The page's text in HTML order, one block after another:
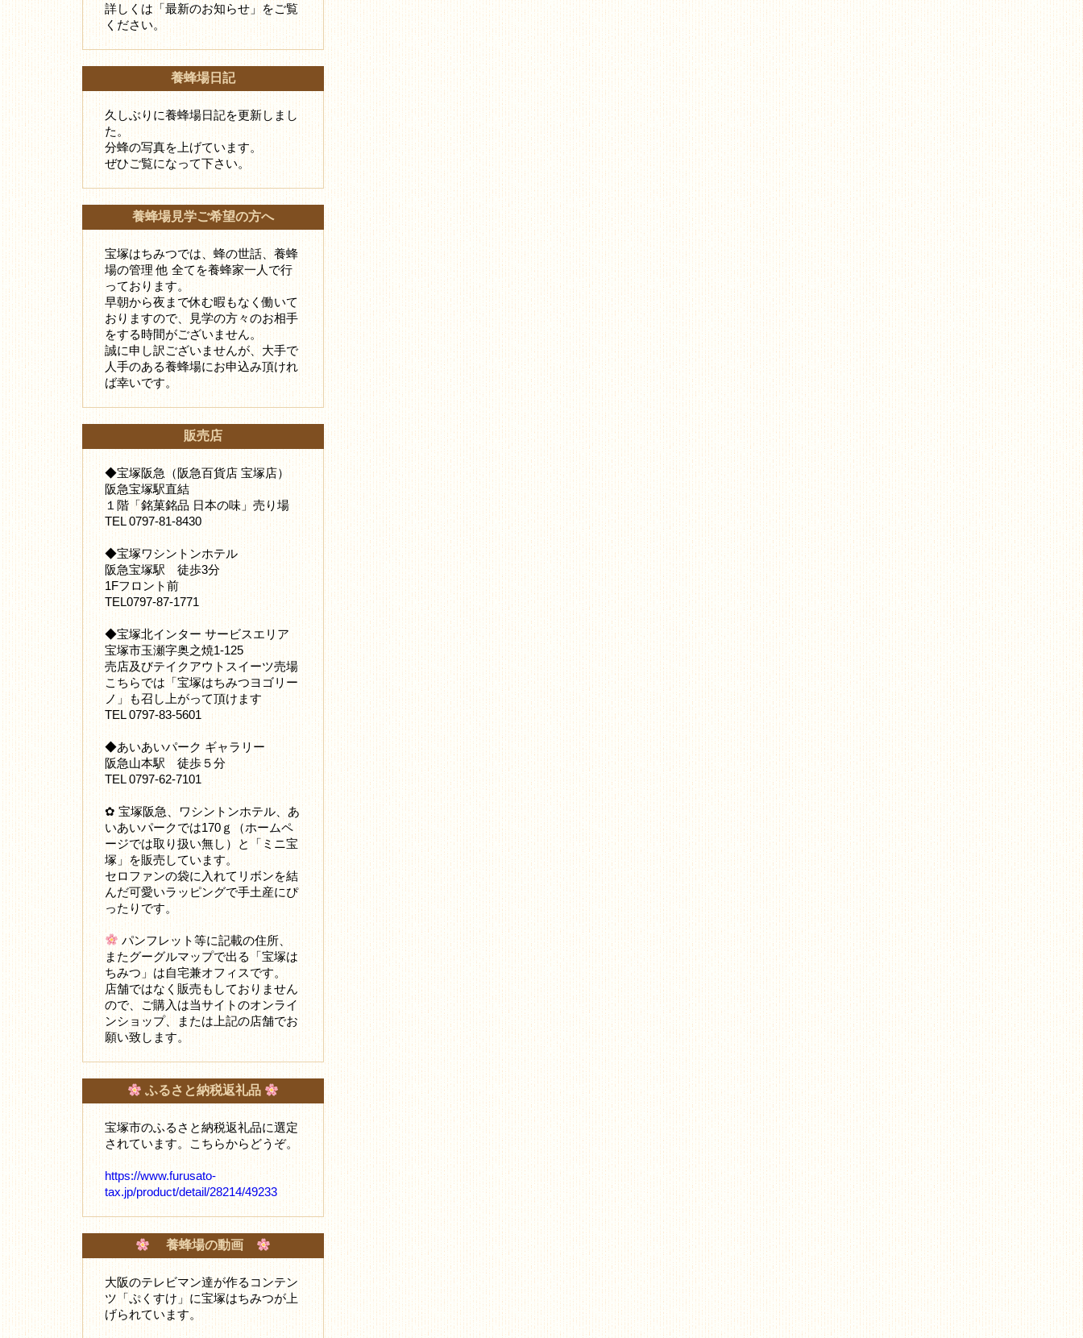
詳しくは「最新のお知らせ」をご覧
ください。
養蜂場日記
久しぶりに養蜂場日記を更新しまし
た。
分蜂の写真を上げています。
ぜひご覧になって下さい。
養蜂場見学ご希望の方へ
宝塚はちみつでは、蜂の世話、養蜂
場の管理 他 全てを養蜂家一人で行
っております。
早朝から夜まで休む暇もなく働いて
おりますので、見学の方々のお相手
をする時間がございません。
誠に申し訳ございませんが、大手で
人手のある養蜂場にお申込み頂けれ
ば幸いです。
販売店
◆宝塚阪急（阪急百貨店 宝塚店）
阪急宝塚駅直結
１階「銘菓銘品 日本の味」売り場
TEL 0797-81-8430
◆宝塚ワシントンホテル
阪急宝塚駅 徒歩3分
1Fフロント前
TEL0797-87-1771
◆宝塚北インター サービスエリア
宝塚市玉瀬字奥之焼1-125
売店及びテイクアウトスイーツ売場
こちらでは「宝塚はちみつヨゴリー
ノ」も召し上がって頂けます
TEL 0797-83-5601
◆あいあいパーク ギャラリー
阪急山本駅 徒歩５分
TEL 0797-62-7101
✿ 宝塚阪急、ワシントンホテル、あ
いあいパークでは170ｇ（ホームペ
ージでは取り扱い無し）と「ミニ宝
塚」を販売しています。
セロファンの袋に入れてリボンを結
んだ可愛いラッピングで手土産にぴ
ったりです。
パンフレット等に記載の住所、
またグーグルマップで出る「宝塚は
ちみつ」は自宅兼オフィスです。
店舗ではなく販売もしておりません
ので、ご購入は当サイトのオンライ
ンショップ、または上記の店舗でお
願い致します。
ふるさと納税返礼品
宝塚市のふるさと納税返礼品に選定
されています。こちらからどうぞ。
https://www.furusato-
tax.jp/product/detail/28214/49233
養蜂場の動画
大阪のテレビマン達が作るコンテン
ツ「ぷくすけ」に宝塚はちみつが上
げられています。